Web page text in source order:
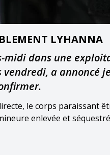
LYHANNA
midi dans une
a annoncé
le corps paraissant
enlevée et